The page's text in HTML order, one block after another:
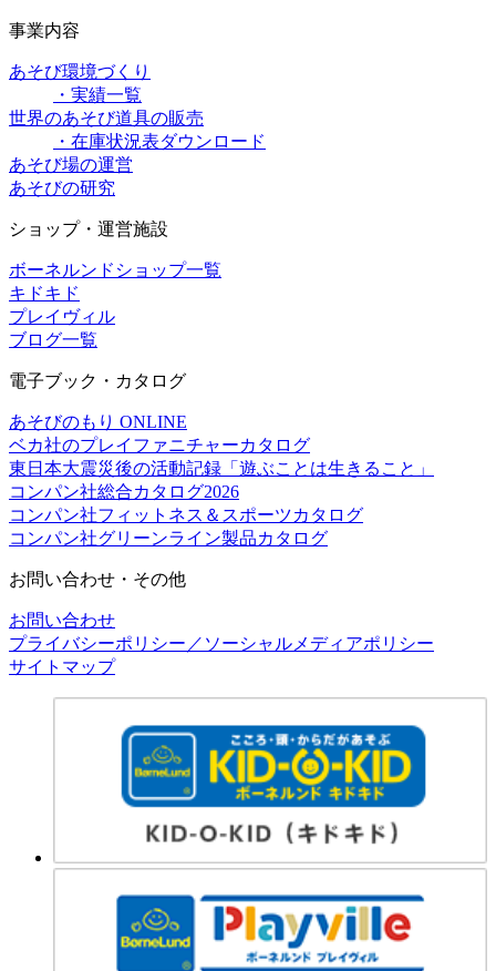
事業内容
あそび環境づくり
・実績一覧
世界のあそび道具の販売
・在庫状況表ダウンロード
あそび場の運営
あそびの研究
ショップ・運営施設
ボーネルンドショップ一覧
キドキド
プレイヴィル
ブログ一覧
電子ブック・カタログ
あそびのもり ONLINE
ベカ社のプレイファニチャーカタログ
東日本大震災後の活動記録「遊ぶことは生きること」
コンパン社総合カタログ2026
コンパン社フィットネス＆スポーツカタログ
コンパン社グリーンライン製品カタログ
お問い合わせ・その他
お問い合わせ
プライバシーポリシー／ソーシャルメディアポリシー
サイトマップ